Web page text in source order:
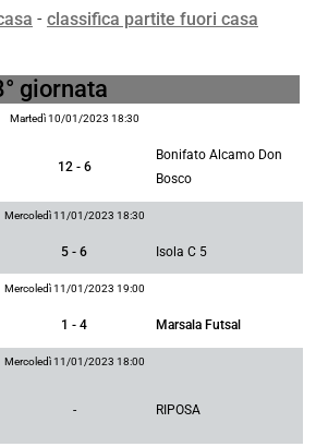
- classifica partite fuori casa
giornata
Martedì 10/01/2023 18:30
12 - 6
Bonifato Alcamo Don
Bosco
Mercoledì 11/01/2023 18:30
5 - 6 Isola C 5
Mercoledì 11/01/2023 19:00
1 - 4 Marsala Futsal
Mercoledì 11/01/2023 18:00
- RIPOSA